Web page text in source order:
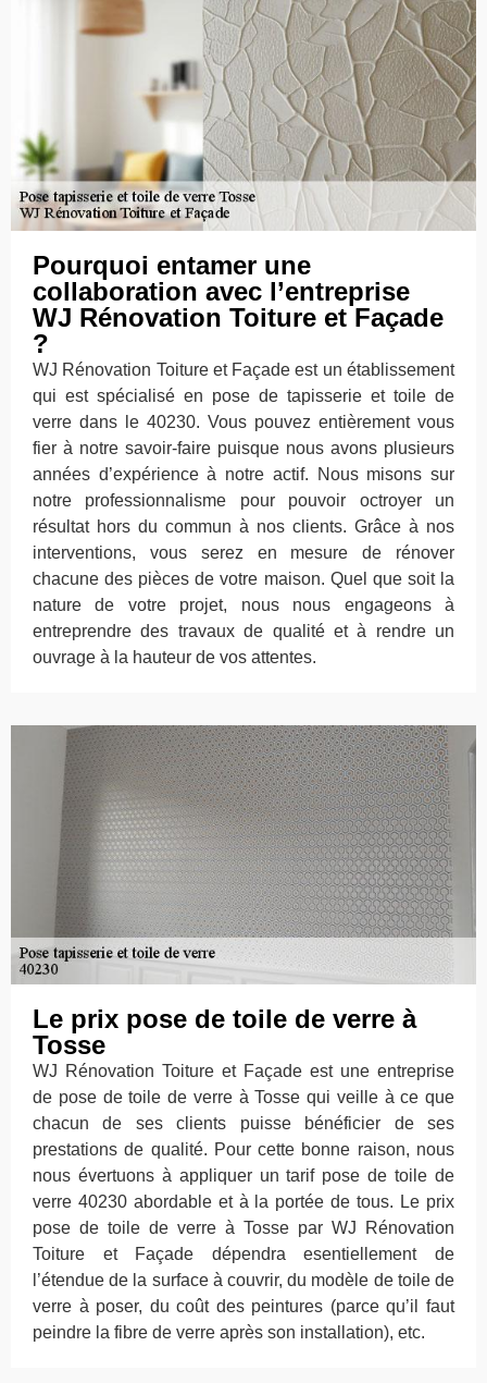
Pourquoi entamer une
collaboration avec l’entreprise
WJ Rénovation Toiture et Façade
?
WJ Rénovation Toiture et Façade est un établissement
qui est spécialisé en pose de tapisserie et toile de
verre dans le 40230. Vous pouvez entièrement vous
fier à notre savoir-faire puisque nous avons plusieurs
années d’expérience à notre actif. Nous misons sur
notre professionnalisme pour pouvoir octroyer un
résultat hors du commun à nos clients. Grâce à nos
interventions, vous serez en mesure de rénover
chacune des pièces de votre maison. Quel que soit la
nature de votre projet, nous nous engageons à
entreprendre des travaux de qualité et à rendre un
ouvrage à la hauteur de vos attentes.
Le prix pose de toile de verre à
Tosse
WJ Rénovation Toiture et Façade est une entreprise
de pose de toile de verre à Tosse qui veille à ce que
chacun de ses clients puisse bénéficier de ses
prestations de qualité. Pour cette bonne raison, nous
nous évertuons à appliquer un tarif pose de toile de
verre 40230 abordable et à la portée de tous. Le prix
pose de toile de verre à Tosse par WJ Rénovation
Toiture et Façade dépendra esentiellement de
l’étendue de la surface à couvrir, du modèle de toile de
verre à poser, du coût des peintures (parce qu’il faut
peindre la fibre de verre après son installation), etc.